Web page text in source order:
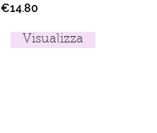
€14.80
Visualizza